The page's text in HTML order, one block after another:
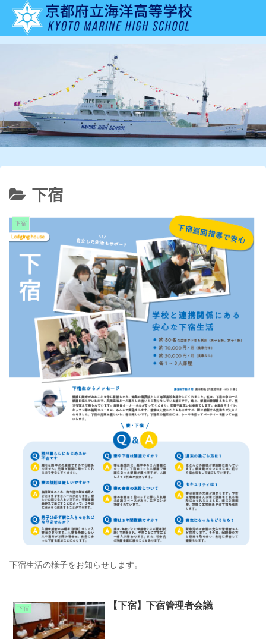
下宿
下宿
下宿生活の様子をお知らせします。
下宿 【下宿】下宿管理者会議